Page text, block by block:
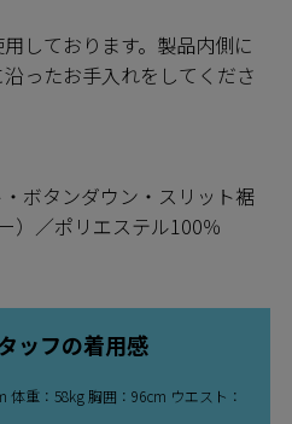
しております。製品内側に
ったお手入れをしてくださ
ボタンダウン・スリット裾
）／ポリエステル100％
ッフの着用感
重：58kg 胸囲：96cm ウエスト：